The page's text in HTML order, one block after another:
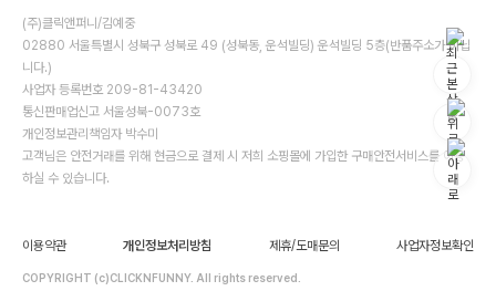
(주)클릭앤퍼니/김예중
02880 서울특별시 성북구 성북로 49 (성북동, 운석빌딩) 운석빌딩 5층(반품주소가 아닙
니다.)
사업자 등록번호 209-81-43420
통신판매업신고 서울성북-0073호
개인정보관리책임자 박수미
고객님은 안전거래를 위해 현금으로 결제 시 저희 소핑몰에 가입한 구매안전서비스를 이용
하실 수 있습니다.
이용약관 개인정보처리방침 제휴/도매문의 사업자정보확인
COPYRIGHT (c)CLICKNFUNNY. All rights reserved.